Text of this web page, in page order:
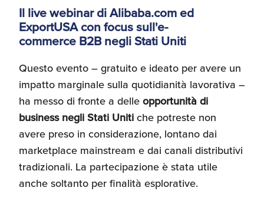
Ricerca Personale e
Gestione Risorse
Umane
Il live webinar di Alibaba.com ed
ExportUSA con focus sull'e-
commerce B2B negli Stati Uniti
Questo evento – gratuito e ideato per avere un
impatto marginale sulla quotidianità lavorativa –
ha messo di fronte a delleopportunità di
business negli Stati Unitiche potreste non
avere preso in considerazione, lontano dai
marketplace mainstream e dai canali distributivi
tradizionali. La partecipazione è stata utile
anche soltanto per finalità esplorative.